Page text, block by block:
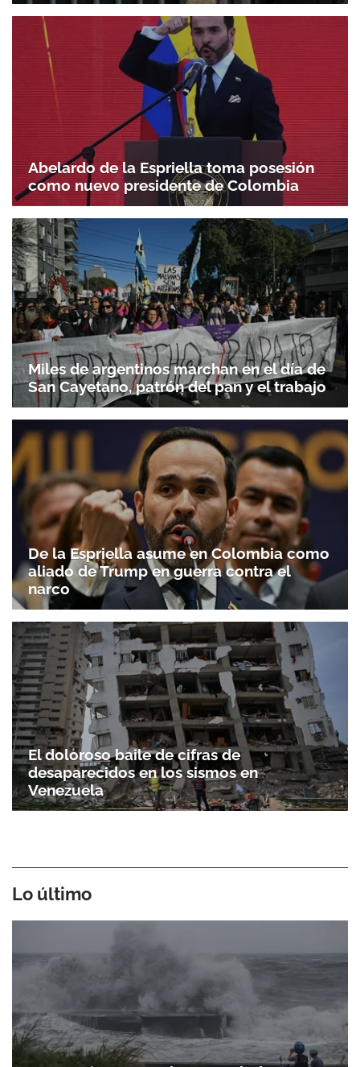
Abelardo de la Espriella toma posesión
como nuevo presidente de Colombia
Miles de argentinos marchan en el día de
San Cayetano, patrón del pan y el trabajo
De la Espriella asume en Colombia como
aliado de Trump en guerra contra el
narco
El doloroso baile de cifras de
desaparecidos en los sismos en
Venezuela
Lo último